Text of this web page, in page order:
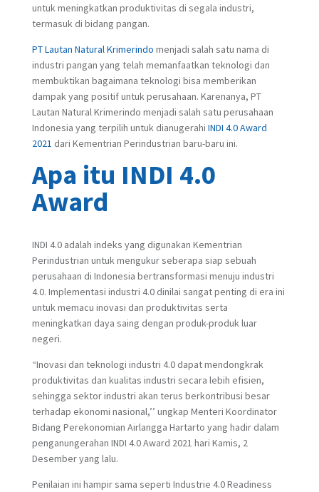
untuk meningkatkan produktivitas di segala industri,
termasuk di bidang pangan.
PT Lautan Natural Krimerindo menjadi salah satu nama di
industri pangan yang telah memanfaatkan teknologi dan
membuktikan bagaimana teknologi bisa memberikan
dampak yang positif untuk perusahaan. Karenanya, PT
Lautan Natural Krimerindo menjadi salah satu perusahaan
Indonesia yang terpilih untuk dianugerahi INDI 4.0 Award
2021 dari Kementrian Perindustrian baru-baru ini.
Apa itu INDI 4.0
Award
INDI 4.0 adalah indeks yang digunakan Kementrian
Perindustrian untuk mengukur seberapa siap sebuah
perusahaan di Indonesia bertransformasi menuju industri
4.0. Implementasi industri 4.0 dinilai sangat penting di era ini
untuk memacu inovasi dan produktivitas serta
meningkatkan daya saing dengan produk-produk luar
negeri.
“Inovasi dan teknologi industri 4.0 dapat mendongkrak
produktivitas dan kualitas industri secara lebih efisien,
sehingga sektor industri akan terus berkontribusi besar
terhadap ekonomi nasional,’’ ungkap Menteri Koordinator
Bidang Perekonomian Airlangga Hartarto yang hadir dalam
penganungerahan INDI 4.0 Award 2021 hari Kamis, 2
Desember yang lalu.
Penilaian ini hampir sama seperti Industrie 4.0 Readiness